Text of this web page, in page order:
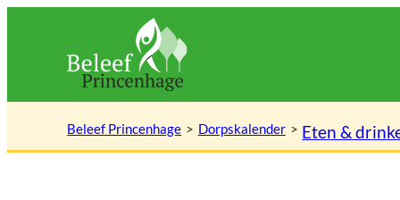
inhoud
Beleef Princenhage Dorpskalender Eten &